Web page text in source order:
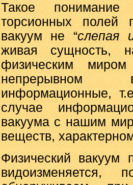
Такое
торсионных полей
вакуум не “слепая
живая сущность,
физическим
непрерывном
информационные,
случае
вакуума с нашим
веществ,
Физический вакуум